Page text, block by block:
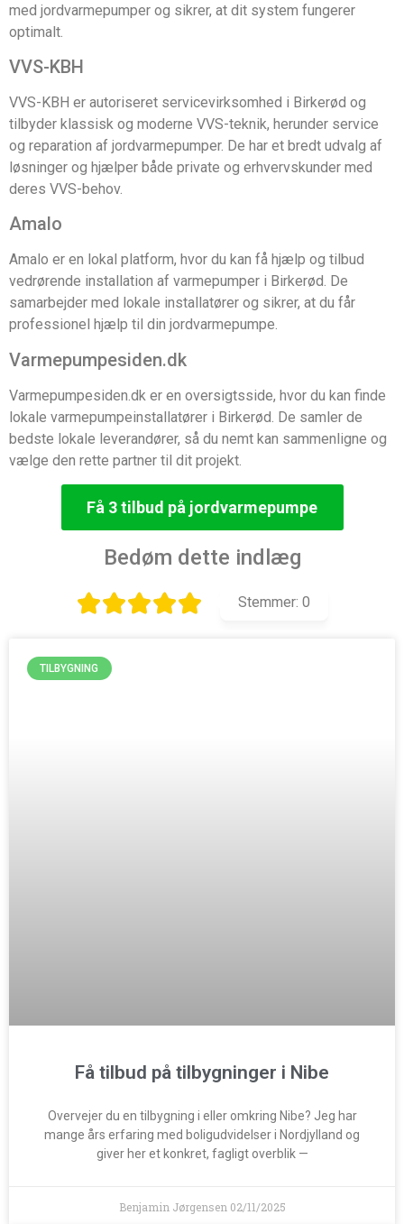
med jordvarmepumper og sikrer, at dit system fungerer
optimalt.
VVS-KBH
VVS-KBH er autoriseret servicevirksomhed i Birkerød og
tilbyder klassisk og moderne VVS-teknik, herunder service
og reparation af jordvarmepumper. De har et bredt udvalg af
løsninger og hjælper både private og erhvervskunder med
deres VVS-behov.
Amalo
Amalo er en lokal platform, hvor du kan få hjælp og tilbud
vedrørende installation af varmepumper i Birkerød. De
samarbejder med lokale installatører og sikrer, at du får
professionel hjælp til din jordvarmepumpe.
Varmepumpesiden.dk
Varmepumpesiden.dk er en oversigtsside, hvor du kan finde
lokale varmepumpeinstallatører i Birkerød. De samler de
bedste lokale leverandører, så du nemt kan sammenligne og
vælge den rette partner til dit projekt.
Få 3 tilbud på jordvarmepumpe
Bedøm dette indlæg
Stemmer: 0
TILBYGNING
Få tilbud på tilbygninger i Nibe
Overvejer du en tilbygning i eller omkring Nibe? Jeg har
mange års erfaring med boligudvidelser i Nordjylland og
giver her et konkret, fagligt overblik —
Benjamin Jørgensen 02/11/2025